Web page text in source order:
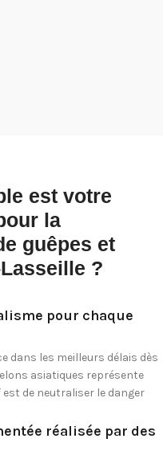
est votre
la
guêpes et
?
pour chaque
dans les meilleurs délais dès
asiatiques représente
de neutraliser le danger
réalisée par des